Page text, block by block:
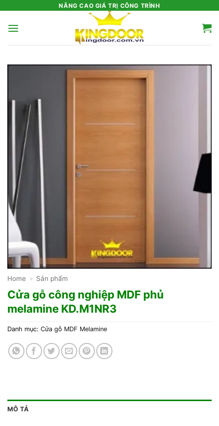
nội
NÂNG CAO GIÁ TRỊ CÔNG TRÌNH
Home » Sản phẩm
Cửa gỗ công nghiệp MDF phủ
melamine KD.M1NR3
Danh mục: Cửa gỗ MDF Melamine
MÔ TẢ